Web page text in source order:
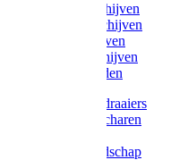
Afbraamschijven
Doorslijpschijven
Lamelschijven
Diamantschijven
Laselektroden
Schroevendraaiers
Tangen / Scharen
Meetgereedschap